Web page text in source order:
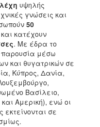
υψηλής
γνώσεις και
50
και κατέχουν
. Με έδρα το
παρουσία μέσω
και θυγατρικών σε
Κύπρος, Δανία,
Βασίλειο,
Αμερική), ενώ οι
εκτείνονται σε